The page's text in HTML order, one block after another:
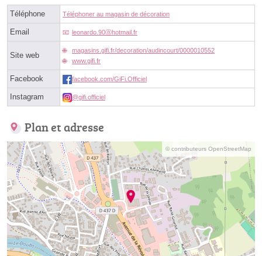
Téléphone Téléphoner au magasin de décoration
Email leonardo.90ⓐhotmail.fr
Site web
magasins.gifi.fr/decoration/audincourt/0000010552
www.gifi.fr
Facebook facebook.com/GiFi.Officiel
Instagram @gifi.officiel
Plan et adresse
© contributeurs OpenStreetMap